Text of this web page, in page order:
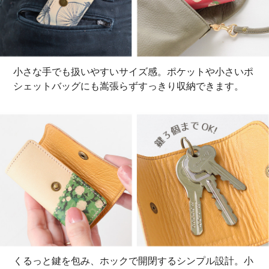
小さな手でも扱いやすいサイズ感。ポケットや小さいポ
シェットバッグにも嵩張らずすっきり収納できます。
くるっと鍵を包み、ホックで開閉するシンプル設計。小